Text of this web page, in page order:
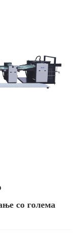
со голема